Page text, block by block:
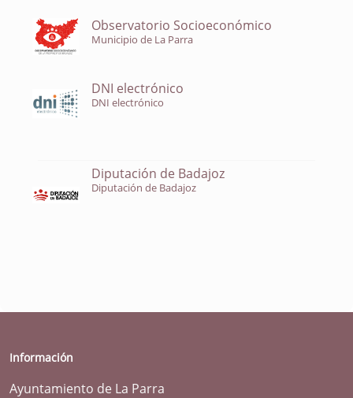
Observatorio Socioeconómico
Municipio de La Parra
DNI electrónico
DNI electrónico
Diputación de Badajoz
Diputación de Badajoz
Información
Ayuntamiento de La Parra